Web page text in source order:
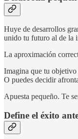
Huye de desarrollos
unido tu futuro al de la
La aproximación
Imagina que tu objetivo
O puedes decidir
Apuesta pequeño. Te
Define el éxito